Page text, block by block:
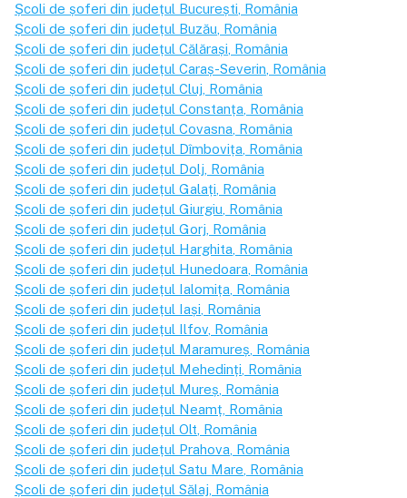
Școli de șoferi din județul București , România
Școli de șoferi din județul Buzău , România
Școli de șoferi din județul Călărași , România
Școli de șoferi din județul Caraș-Severin , România
Școli de șoferi din județul Cluj , România
Școli de șoferi din județul Constanța , România
Școli de șoferi din județul Covasna , România
Școli de șoferi din județul Dîmbovița , România
Școli de șoferi din județul Dolj , România
Școli de șoferi din județul Galați , România
Școli de șoferi din județul Giurgiu , România
Școli de șoferi din județul Gorj , România
Școli de șoferi din județul Harghita , România
Școli de șoferi din județul Hunedoara , România
Școli de șoferi din județul Ialomița , România
Școli de șoferi din județul Iași , România
Școli de șoferi din județul Ilfov , România
Școli de șoferi din județul Maramureș , România
Școli de șoferi din județul Mehedinți , România
Școli de șoferi din județul Mureș , România
Școli de șoferi din județul Neamț , România
Școli de șoferi din județul Olt , România
Școli de șoferi din județul Prahova , România
Școli de șoferi din județul Satu Mare , România
Școli de șoferi din județul Sălaj , România